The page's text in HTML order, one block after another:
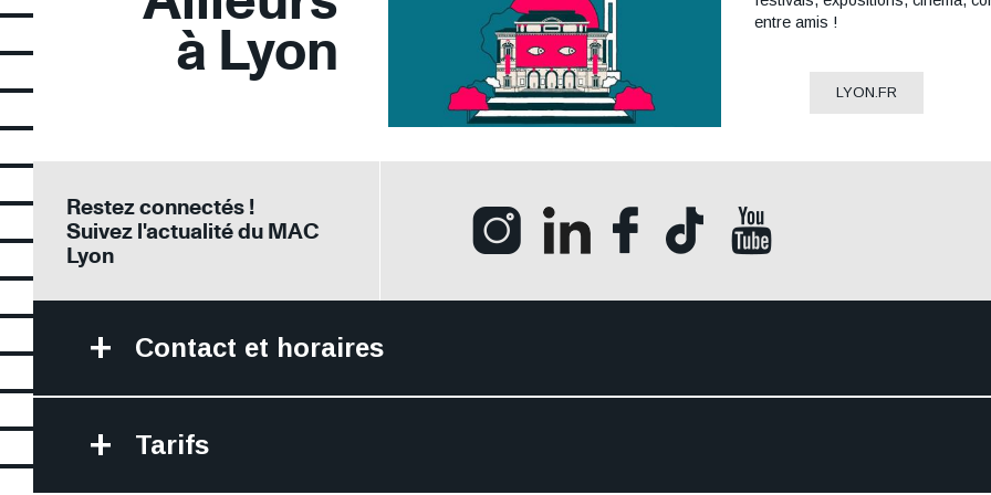
à Lyon
entre amis !
LYON.FR
Restez connectés !
Suivez l'actualité du MAC
Lyon
Ouvrir la page Instagram (Nouvelle fenêtre)
Ouvrir la page LinkedIn (Nouvelle fenêtre)
Ouvrir la page Facebook (Nouvelle
Ouvrir la page Tik Tok (Nouvelle
Contact et horaires
Tarifs